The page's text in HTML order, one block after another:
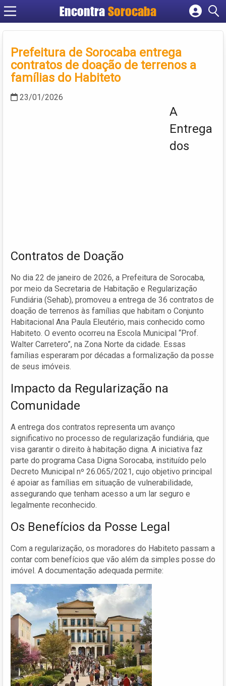
EncontraSorocaba
Cadastrar empresa
Criar conta
Prefeitura de Sorocaba entrega
contratos de doação de terrenos a
famílias do Habiteto
23/01/2026
A
Entrega
dos
Contratos de Doação
No dia 22 de janeiro de 2026, a Prefeitura de Sorocaba,
por meio da Secretaria de Habitação e Regularização
Fundiária (Sehab), promoveu a entrega de 36 contratos de
doação de terrenos às famílias que habitam o Conjunto
Habitacional Ana Paula Eleutério, mais conhecido como
Habiteto. O evento ocorreu na Escola Municipal “Prof.
Walter Carretero”, na Zona Norte da cidade. Essas
famílias esperaram por décadas a formalização da posse
de seus imóveis.
Impacto da Regularização na
Comunidade
A entrega dos contratos representa um avanço
significativo no processo de regularização fundiária, que
visa garantir o direito à habitação digna. A iniciativa faz
parte do programa Casa Digna Sorocaba, instituído pelo
Decreto Municipal nº 26.065/2021, cujo objetivo principal
é apoiar as famílias em situação de vulnerabilidade,
assegurando que tenham acesso a um lar seguro e
legalmente reconhecido.
Os Benefícios da Posse Legal
Com a regularização, os moradores do Habiteto passam a
contar com benefícios que vão além da simples posse do
imóvel. A documentação adequada permite: